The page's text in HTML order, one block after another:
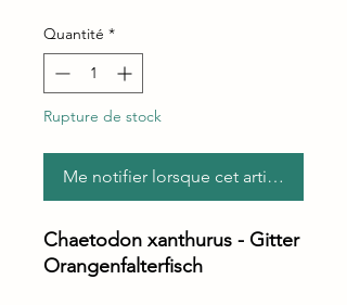
Quantité *
Rupture de stock
Me notifier lorsque cet article est
Chaetodon xanthurus - Gitter
Orangenfalterfisch